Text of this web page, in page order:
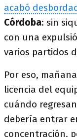
acabó
Córdoba: sin
con una
varios partidos
Por eso,
licencia del
cuándo
debería entrar
concentración,